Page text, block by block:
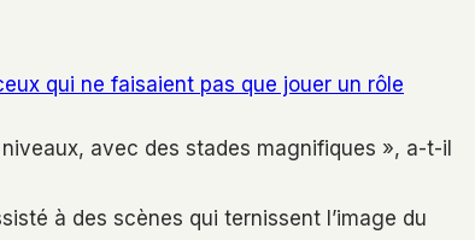
qui ne faisaient pas que jouer un rôle
avec des stades magnifiques », a-t-il
à des scènes qui ternissent l’image du